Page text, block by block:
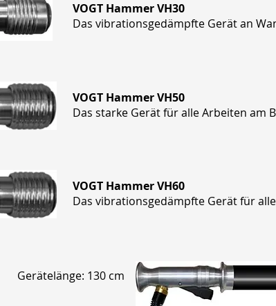
VOGT Hammer VH30
Das vibrationsgedämpfte Gerät an
VOGT Hammer VH50
Das starke Gerät für alle Arbeiten am
VOGT Hammer VH60
Das vibrationsgedämpfte Gerät für
Gerätelänge: 130 cm